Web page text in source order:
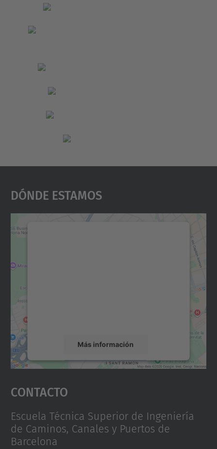
Dónde Estamos
Más información
Aceptar
powered by
Contacto
Escuela Técnica Superior de Ingeniería
de Caminos, Canales y Puertos de
Barcelona